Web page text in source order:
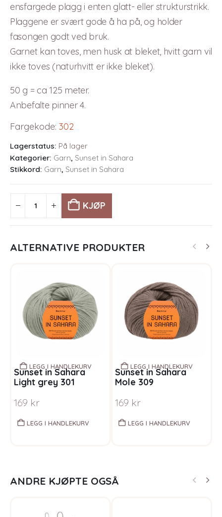
ensfargede plagg i enten glatt- eller strukturstrikk.
Plaggene er svært gode å ha på, og holder
fasongen godt ved bruk.
Garnet kan toves, men husk at bleket, hvitt garn vil
ikke toves (naturhvitt er ikke bleket).
50 g = ca 125 meter.
Anbefalte pinner 4.
Fargekode: 302
Lagerstatus: På lager
Kategorier: Garn, Sunset in Sahara
Stikkord: Garn, Sunset in Sahara
KJØP
ALTERNATIVE PRODUKTER
LEGG I HANDLEKURV
Sunset in Sahara
Light grey 301
169 kr
LEGG I HANDLEKURV
LEGG I HANDLEKURV
Sunset in Sahara
Mole 309
169 kr
LEGG I HANDLEKURV
ANDRE KJØPTE OGSÅ